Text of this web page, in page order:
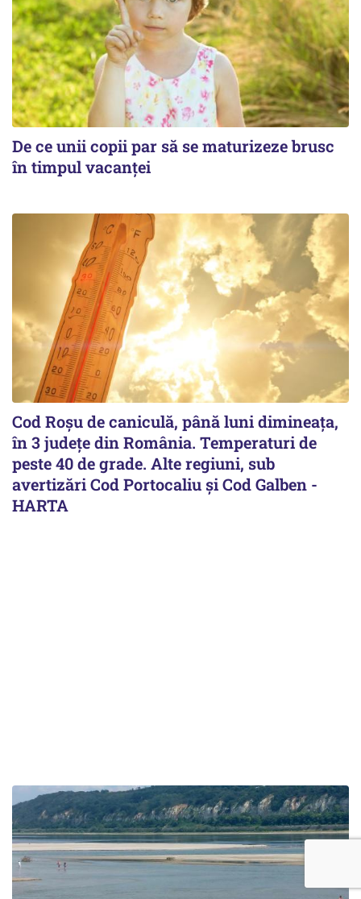
De ce unii copii par să se maturizeze brusc
în timpul vacanței
Cod Roşu de caniculă, până luni dimineaţa,
în 3 județe din România. Temperaturi de
peste 40 de grade. Alte regiuni, sub
avertizări Cod Portocaliu și Cod Galben -
HARTA